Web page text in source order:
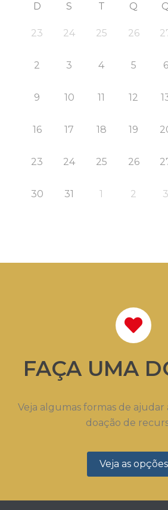
D S T Q
23 24 25 26
2 3 4 5 6
9 10 11 12
16 17 18 19
23 24 25 26
30 31 1 2 3
FAÇA UMA
Veja algumas formas de ajudar
doação de
Veja as opções